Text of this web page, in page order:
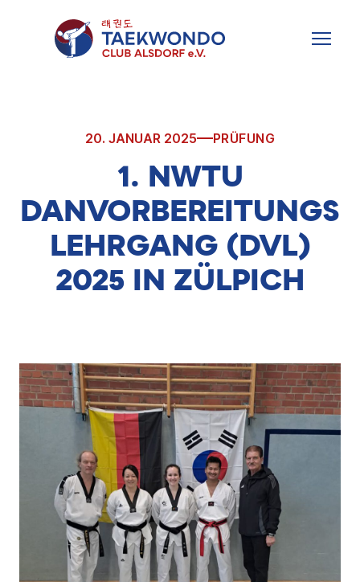
MENU
20. JANUAR 2025 PRÜFUNG
1. NWTU
DANVORBEREITUNGS
LEHRGANG (DVL)
2025 IN ZÜLPICH